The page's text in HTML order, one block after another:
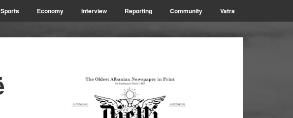
Sports Economy Interview Reporting Community Vatra